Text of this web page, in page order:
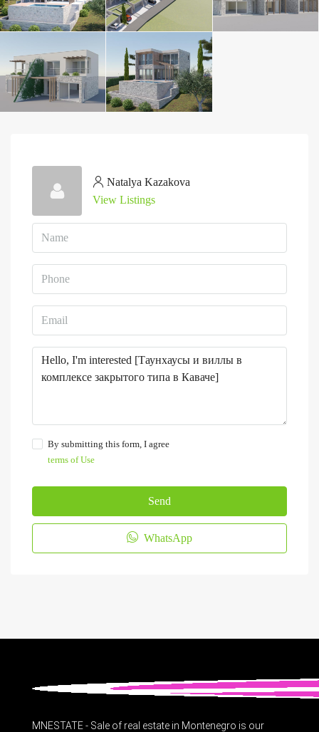
Natalya Kazakova
View Listings
By submitting this form, I agree
terms of Use
Send
WhatsApp
MNESTATE - Sale of real estate in Montenegro is our